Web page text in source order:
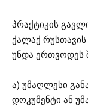
პრაქტიკის
ქალაქ რუსთავის
უნდა ერთვოდეს
ა) უმაღლესი
დოკუმენტი ან